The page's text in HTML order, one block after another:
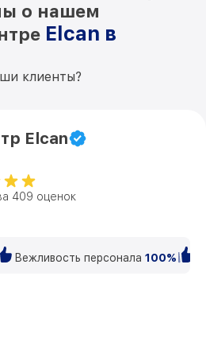
влаги
C1 Elcan
1.5x/6x
о нашем
Elcan в
клиенты?
Elcan
409 оценок
Вежливость персонала 100%